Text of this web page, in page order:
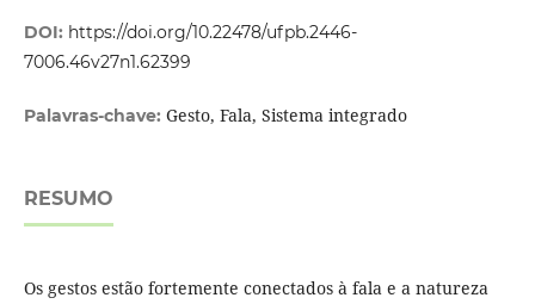
DOI: https://doi.org/10.22478/ufpb.2446-
7006.46v27n1.62399
Palavras-chave: Gesto, Fala, Sistema integrado
RESUMO
Os gestos estão fortemente conectados à fala e a natureza